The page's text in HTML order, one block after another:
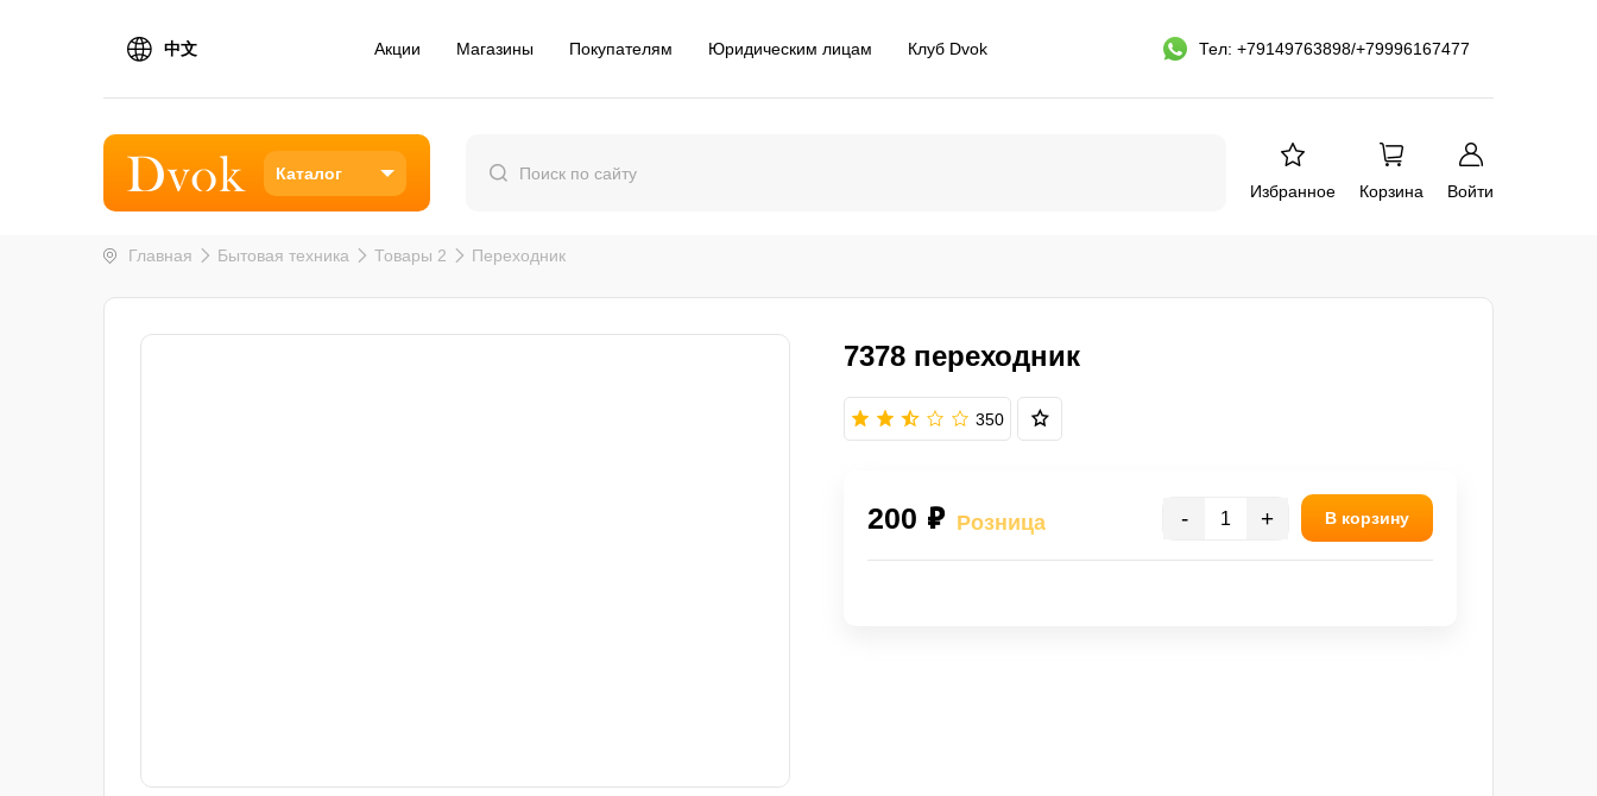
中文 Акции Магазины Покупателям Юридическим лицам Клуб Dvok Тел: +79149763898/+79996167477
Каталог
Избранное
Корзина Войти
Главная Бытовая техника Товары 2 Переходник
7378 переходник
350
200 ₽ Розница - + В корзину